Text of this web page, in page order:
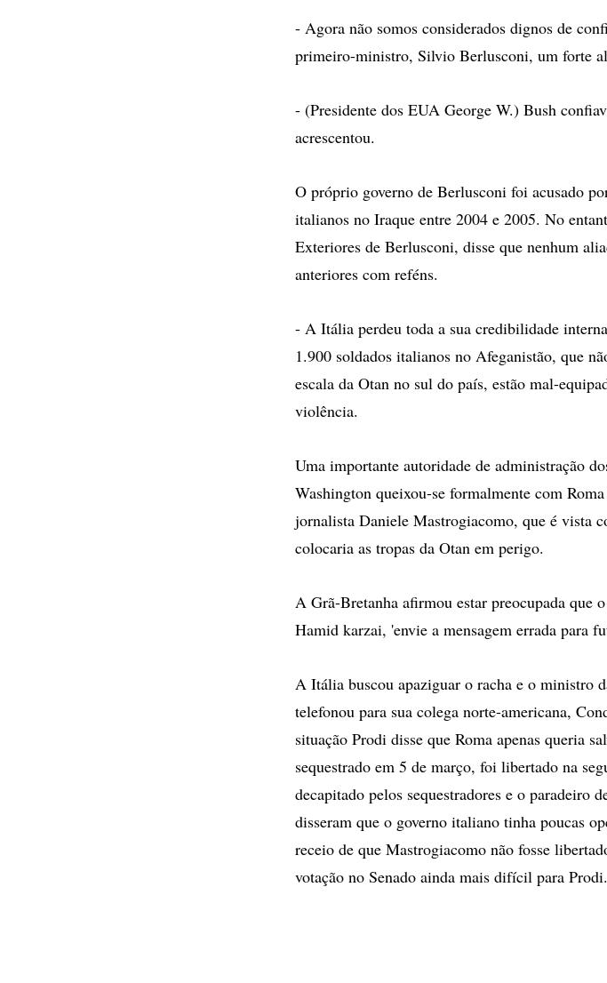
- Agora não somos considerados dignos de
primeiro-ministro, Silvio Berlusconi, um forte
- (Presidente dos EUA George W.) Bush
acrescentou.
O próprio governo de Berlusconi foi acusado
italianos no Iraque entre 2004 e 2005. No
Exteriores de Berlusconi, disse que nenhum
anteriores com reféns.
- A Itália perdeu toda a sua credibilidade
1.900 soldados italianos no Afeganistão, que
escala da Otan no sul do país, estão mal-
violência.
Uma importante autoridade de administração
Washington queixou-se formalmente com
jornalista Daniele Mastrogiacomo, que é vista
colocaria as tropas da Otan em perigo.
A Grã-Bretanha afirmou estar preocupada que
Hamid karzai, 'envie a mensagem errada para
A Itália buscou apaziguar o racha e o ministro
telefonou para sua colega norte-americana,
situação Prodi disse que Roma apenas queria
sequestrado em 5 de março, foi libertado na
decapitado pelos sequestradores e o paradeiro
disseram que o governo italiano tinha poucas
receio de que Mastrogiacomo não fosse
votação no Senado ainda mais difícil para Prodi.